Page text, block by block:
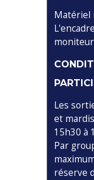
Matériel
Les
et
15h30 à
Par
réserve